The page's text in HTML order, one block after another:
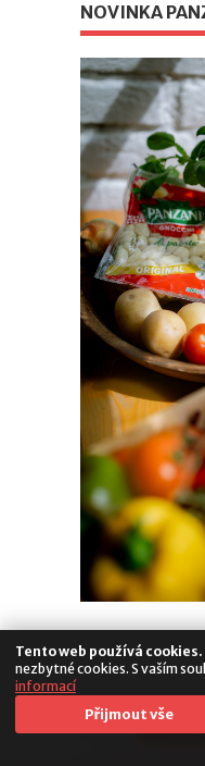
NOVINKA
Media
Populus
Tento web používá cookies.
nezbytné cookies. S vaším
informací
Přijmout vše